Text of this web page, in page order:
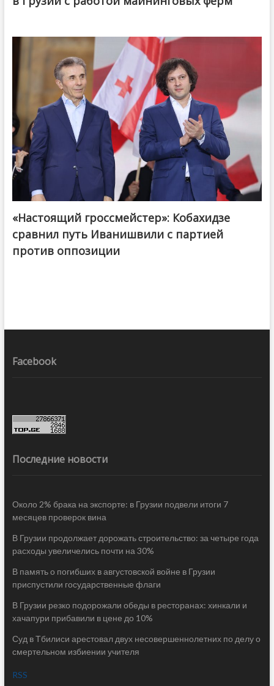
@ქართული ოცნება / Georgian Dream
«Настоящий гроссмейстер»: Кобахидзе
сравнил путь Иванишвили с партией
против оппозиции
Facebook
Последние новости
Около 2% брака на экспорте: в Грузии подвели итоги 7
месяцев проверок вина
В Грузии продолжает дорожать строительство: за четыре года
расходы увеличелись почти на 30%
В память о погибших в августовской войне в Грузии
приспустили государственные флаги
В Грузии резко подорожали обеды в ресторанах: хинкали и
хачапури прибавили в цене до 10%
Суд в Тбилиси арестовал двух несовершеннолетних по делу о
смертельном избиении учителя
RSS